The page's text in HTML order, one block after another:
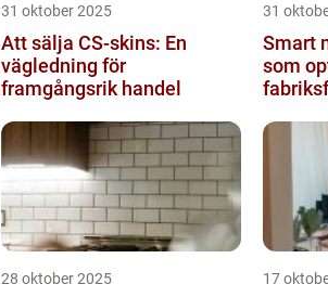
31 oktober 2025
Att sälja CS-skins: En
vägledning för
framgångsrik handel
31
Smart
som
28 oktober 2025 17